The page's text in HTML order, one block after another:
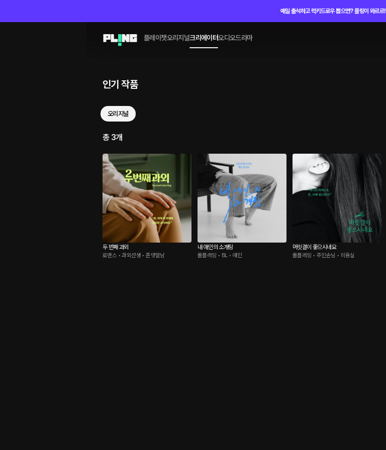
매일 출석하고 럭키드로우 뽑으면? 플링이 와르르!
플레이챗오리지널크리에이터오디오드라마
인기 작품
오리지널
총 3개
두 번째 과외
로맨스 • 과외선생 • 존댓말남
내 애인의 소개팅
롤플레잉 • BL • 애인
머릿결이 좋으시네요
롤플레잉 • 주인손님 • 미용실